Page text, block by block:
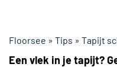
Floorsee » Tips » Tapijt
Een vlek in je tapijt?